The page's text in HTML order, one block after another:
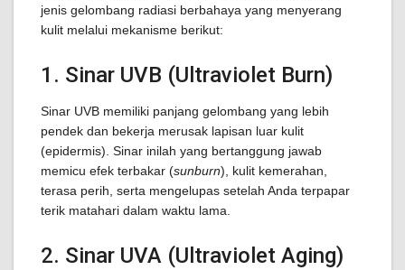
jenis gelombang radiasi berbahaya yang menyerang
kulit melalui mekanisme berikut:
1. Sinar UVB (Ultraviolet Burn)
Sinar UVB memiliki panjang gelombang yang lebih
pendek dan bekerja merusak lapisan luar kulit
(epidermis). Sinar inilah yang bertanggung jawab
memicu efek terbakar (sunburn), kulit kemerahan,
terasa perih, serta mengelupas setelah Anda terpapar
terik matahari dalam waktu lama.
2. Sinar UVA (Ultraviolet Aging)